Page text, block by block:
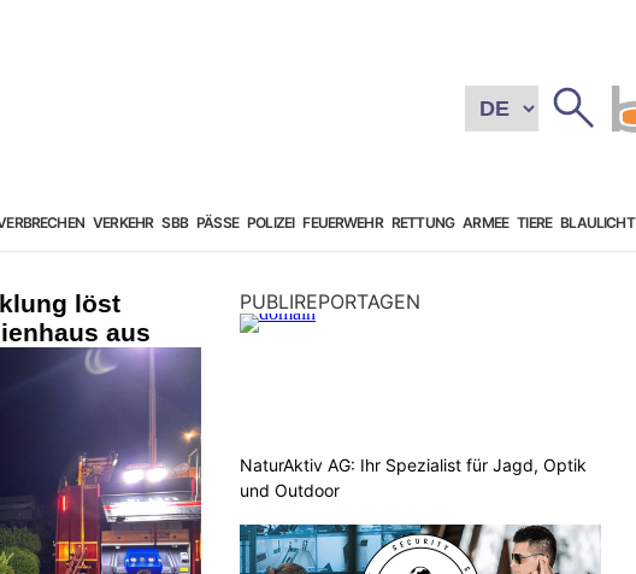
VERKEHR SBB PÄSSE POLIZEI FEUERWEHR RETTUNG ARMEE TIERE BLAULICHT
löst
aus
PUBLIREPORTAGEN
NaturAktiv AG: Ihr Spezialist für Jagd, Optik
und Outdoor